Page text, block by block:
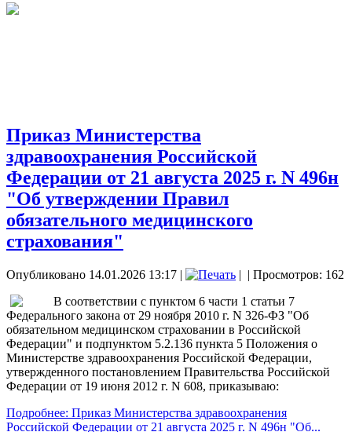
Приказ Министерства
здравоохранения Российской
Федерации от 21 августа 2025 г. N 496н
"Об утверждении Правил
обязательного медицинского
страхования"
Опубликовано 14.01.2026 13:17 | | | Просмотров: 162
В соответствии с пунктом 6 части 1 статьи 7
Федерального закона от 29 ноября 2010 г. N 326-ФЗ "Об
обязательном медицинском страховании в Российской
Федерации" и подпунктом 5.2.136 пункта 5 Положения о
Министерстве здравоохранения Российской Федерации,
утвержденного постановлением Правительства Российской
Федерации от 19 июня 2012 г. N 608, приказываю:
Подробнее: Приказ Министерства здравоохранения
Российской Федерации от 21 августа 2025 г. N 496н "Об...